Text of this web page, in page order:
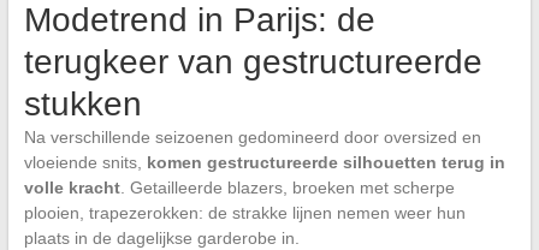
Modetrend in Parijs: de
terugkeer van gestructureerde
stukken
Na verschillende seizoenen gedomineerd door oversized en
vloeiende snits, komen gestructureerde silhouetten terug in
volle kracht. Getailleerde blazers, broeken met scherpe
plooien, trapezerokken: de strakke lijnen nemen weer hun
plaats in de dagelijkse garderobe in.